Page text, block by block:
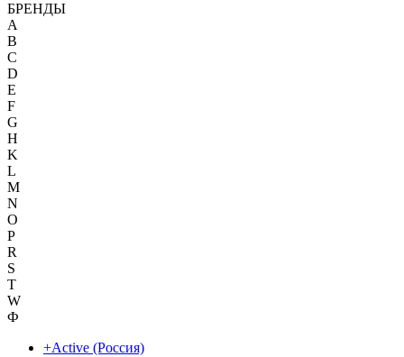
БРЕНДЫ
A
B
C
D
E
F
G
H
K
L
M
N
O
P
R
S
T
W
Ф
+Active (Россия)